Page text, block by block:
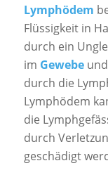
Lymphödem
Flüssigkeit in
durch ein
im Gewebeund
durch die
Lymphödem
die
durch
geschädigt